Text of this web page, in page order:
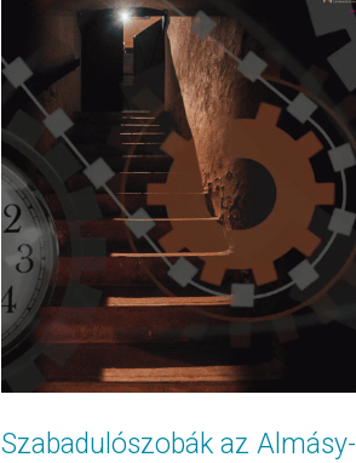
Szabadulószobák az Almásy-